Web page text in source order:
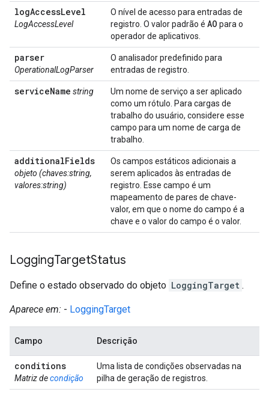
logAccessLevel
LogAccessLevel
O nível de acesso para entradas de
registro. O valor padrão é AO para o
operador de aplicativos.
parser
OperationalLogParser
O analisador predefinido para
entradas de registro.
serviceName string
Um nome de serviço a ser aplicado
como um rótulo. Para cargas de
trabalho do usuário, considere esse
campo para um nome de carga de
trabalho.
additionalFields
objeto (chaves:string,
valores:string)
Os campos estáticos adicionais a
serem aplicados às entradas de
registro. Esse campo é um
mapeamento de pares de chave-
valor, em que o nome do campo é a
chave e o valor do campo é o valor.
LoggingTargetStatus
Define o estado observado do objeto LoggingTarget .
Aparece em: - LoggingTarget
Campo Descrição
conditions
Matriz decondição
Uma lista de condições observadas na
pilha de geração de registros.